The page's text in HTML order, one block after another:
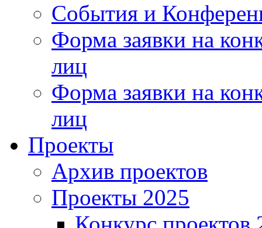
События и
Форма заявки на
лиц
Форма заявки на
лиц
Проекты
Архив проектов
Проекты 2025